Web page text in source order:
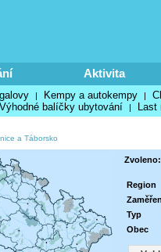
Aktivita
| Kempy a autokempy |
Výhodné balíčky ubytování | Last
a Táborsko
Region
Typ
Obec